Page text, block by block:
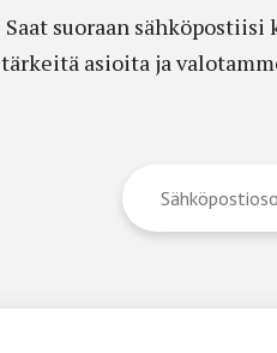
Saat suoraan
tärkeitä asioita ja